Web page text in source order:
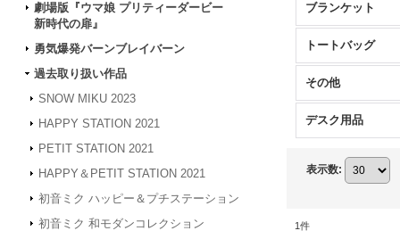
劇場版『ウマ娘 プリティーダービー
新時代の扉』
勇気爆発バーンブレイバーン
過去取り扱い作品
SNOW MIKU 2023
HAPPY STATION 2021
PETIT STATION 2021
HAPPY＆PETIT STATION 2021
初音ミク ハッピー＆プチステーション
初音ミク 和モダンコレクション
ブランケット
トートバッグ
その他
デスク用品
表示数:
1件